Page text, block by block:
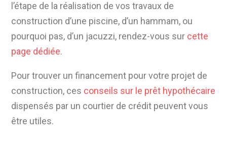
l’étape de la réalisation de vos travaux de
construction d’une piscine, d’un hammam, ou
pourquoi pas, d’un jacuzzi, rendez-vous sur cette
page dédiée.
Pour trouver un financement pour votre projet de
construction, ces conseils sur le prêt hypothécaire
dispensés par un courtier de crédit peuvent vous
être utiles.